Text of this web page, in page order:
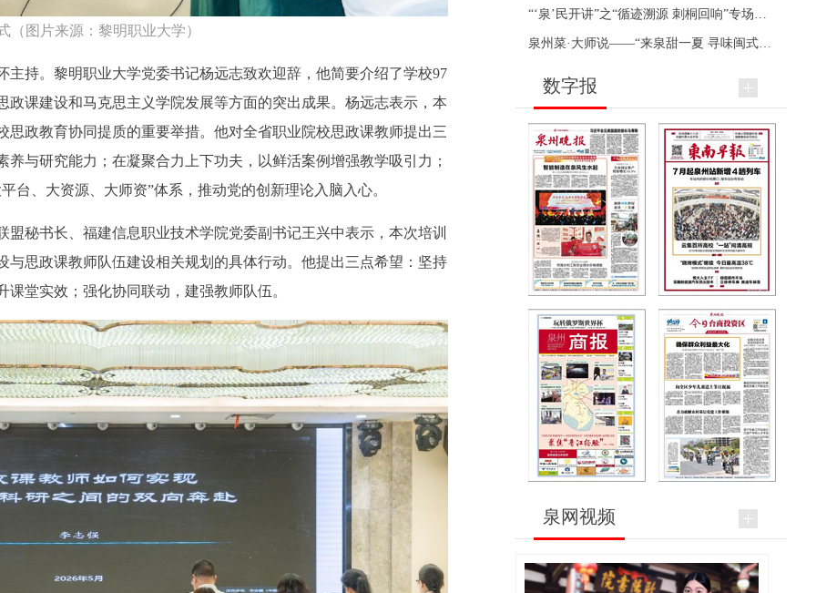
（图片来源：黎明职业大学）
主持。黎明职业大学党委书记杨远志致欢迎辞，他简要介绍了学校97
政课建设和马克思主义学院发展等方面的突出成果。杨远志表示，本
政教育协同提质的重要举措。他对全省职业院校思政课教师提出三
与研究能力；在凝聚合力上下功夫，以鲜活案例增强教学吸引力；
台、大资源、大师资”体系，推动党的创新理论入脑入心。
秘书长、福建信息职业技术学院党委副书记王兴中表示，本次培训
与思政课教师队伍建设相关规划的具体行动。他提出三点希望：坚持
堂实效；强化协同联动，建强教师队伍。
数字报
泉网视频